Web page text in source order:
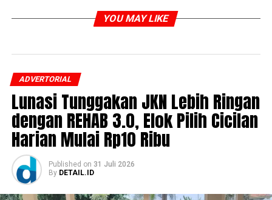
YOU MAY LIKE
ADVERTORIAL
Lunasi Tunggakan JKN Lebih Ringan
dengan REHAB 3.0, Elok Pilih Cicilan
Harian Mulai Rp10 Ribu
Published on 31 Juli 2026
By DETAIL.ID